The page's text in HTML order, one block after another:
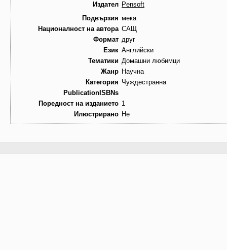
Издател Pensoft
Подвързия мека
Националност на автора САЩ
Формат друг
Език Английски
Тематики Домашни любимци
Жанр Научна
Категория Чуждестранна
PublicationISBNs
Поредност на изданието 1
Илюстрирано Не